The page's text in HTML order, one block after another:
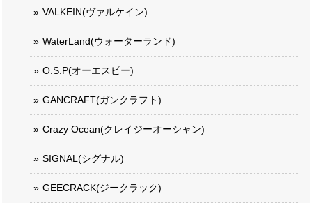
VALKEIN(ヴァルケイン)
WaterLand(ウォーターランド)
O.S.P(オーエスピー)
GANCRAFT(ガンクラフト)
Crazy Ocean(クレイジーオーシャン)
SIGNAL(シグナル)
GEECRACK(ジークラック)